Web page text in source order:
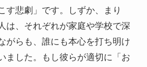
す悲劇」です。しずか、まり
は、それぞれが家庭や学校で深
がらも、誰にも本心を打ち明け
ました。もし彼らが適切に「お